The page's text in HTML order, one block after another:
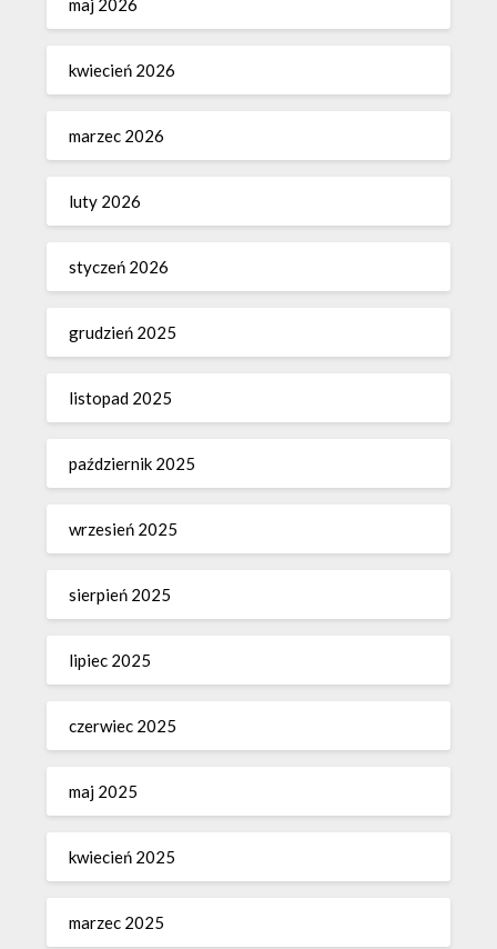
kwiecień 2026
marzec 2026
luty 2026
styczeń 2026
grudzień 2025
listopad 2025
październik 2025
wrzesień 2025
sierpień 2025
lipiec 2025
czerwiec 2025
maj 2025
kwiecień 2025
marzec 2025